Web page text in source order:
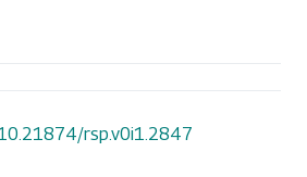
rsp.v0i1.2847